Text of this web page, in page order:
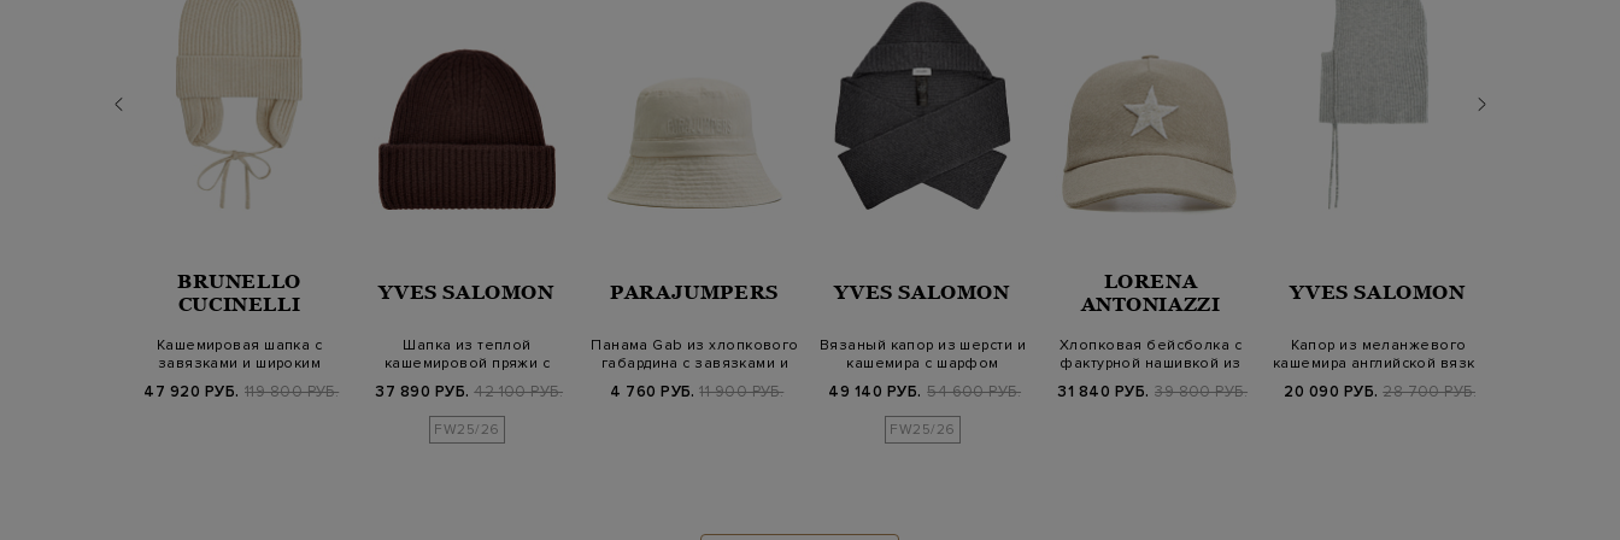
BRUNELLO
CUCINELLI
Кашемировая шапка с
завязками и широким
отворотом
47 920 РУБ. 119 800 РУБ.
YVES SALOMON
Шапка из теплой
кашемировой пряжи с
отворотом
37 890 РУБ. 42 100 РУБ.
FW25/26
PARAJUMPERS
Панама Gab из хлопкового
габардина с завязками и
вышив…
4 760 РУБ. 11 900 РУБ.
YVES SALOMON
Вязаный капор из шерсти и
кашемира с шарфом
49 140 РУБ. 54 600 РУБ.
FW25/26
LORENA
ANTONIAZZI
Хлопковая бейсболка с
фактурной нашивкой из
пайеток
31 840 РУБ. 39 800 РУБ.
YVES SALOMON
Капор из меланжевого
кашемира английской вязки
20 090 РУБ. 28 700 РУБ.